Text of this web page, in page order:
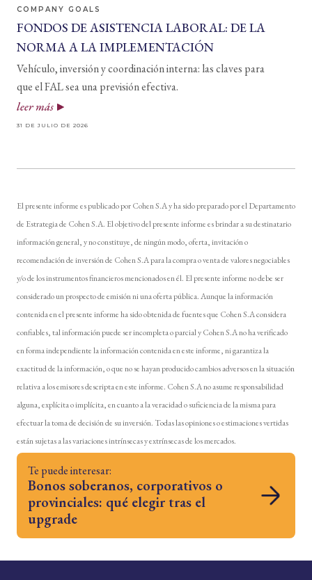
COMPANY GOALS
FONDOS DE ASISTENCIA LABORAL: DE LA
NORMA A LA IMPLEMENTACIÓN
Vehículo, inversión y coordinación interna: las claves para
que el FAL sea una previsión efectiva.
leer más
31 DE JULIO DE 2026
El presente informe es publicado por Cohen S.A y ha sido preparado por el Departamento
de Estrategia de Cohen S.A. El objetivo del presente informe es brindar a su destinatario
información general, y no constituye, de ningún modo, oferta, invitación o
recomendación de inversión de Cohen S.A para la compra o venta de valores negociables
y/o de los instrumentos financieros mencionados en él. El presente informe no debe ser
considerado un prospecto de emisión ni una oferta pública. Aunque la información
contenida en el presente informe ha sido obtenida de fuentes que Cohen S.A considera
confiables, tal información puede ser incompleta o parcial y Cohen S.A no ha verificado
en forma independiente la información contenida en este informe, ni garantiza la
exactitud de la información, o que no se hayan producido cambios adversos en la situación
relativa a los emisores descripta en este informe. Cohen S.A no asume responsabilidad
alguna, explícita o implícita, en cuanto a la veracidad o suficiencia de la misma para
efectuar la toma de decisión de su inversión. Todas las opiniones o estimaciones vertidas
están sujetas a las variaciones intrínsecas y extrínsecas de los mercados.
Te puede interesar:
Bonos soberanos, corporativos o
provinciales: qué elegir tras el
upgrade